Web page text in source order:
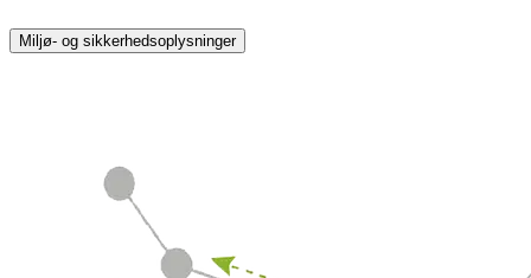
Miljø- og sikkerhedsoplysninger